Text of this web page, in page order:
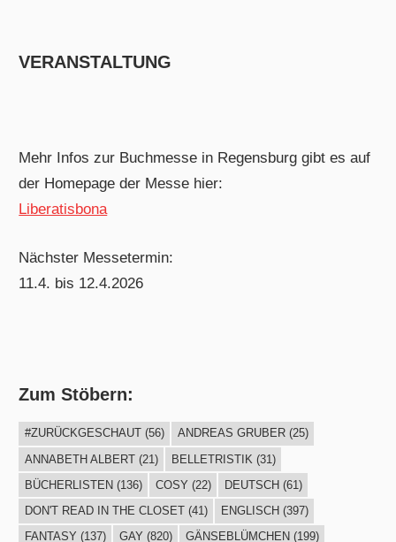
VERANSTALTUNG
Mehr Infos zur Buchmesse in Regensburg gibt es auf
der Homepage der Messe hier:
Liberatisbona
Nächster Messetermin:
11.4. bis 12.4.2026
Zum Stöbern:
#ZURÜCKGESCHAUT(56) ANDREAS GRUBER(25)
ANNABETH ALBERT(21) BELLETRISTIK (31)
BÜCHERLISTEN (136) COSY (22) DEUTSCH (61)
DON'T READ IN THE CLOSET(41) ENGLISCH (397)
FANTASY (137) GAY (820) GÄNSEBLÜMCHEN (199)